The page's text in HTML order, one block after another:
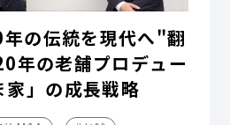
の伝統を現代へ"翻
年の老舗プロデュー
」の成長戦略